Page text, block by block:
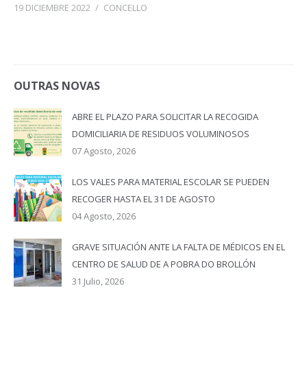
19 DICIEMBRE 2022 / CONCELLO
OUTRAS NOVAS
ABRE EL PLAZO PARA SOLICITAR LA RECOGIDA
DOMICILIARIA DE RESIDUOS VOLUMINOSOS
07 Agosto, 2026
LOS VALES PARA MATERIAL ESCOLAR SE PUEDEN
RECOGER HASTA EL 31 DE AGOSTO
04 Agosto, 2026
GRAVE SITUACIÓN ANTE LA FALTA DE MÉDICOS EN EL
CENTRO DE SALUD DE A POBRA DO BROLLÓN
31 Julio, 2026